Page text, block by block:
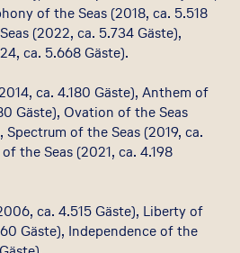
of the Seas (2018, ca. 5.518
(2022, ca. 5.734 Gäste),
ca. 5.668 Gäste).
ca. 4.180 Gäste), Anthem of
Gäste), Ovation of the Seas
Spectrum of the Seas (2019, ca.
the Seas (2021, ca. 4.198
ca. 4.515 Gäste), Liberty of
Gäste), Independence of the